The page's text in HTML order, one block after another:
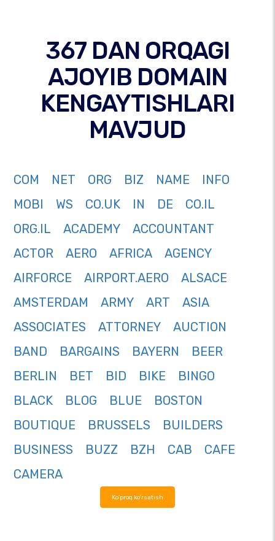
367 DAN ORQAGI
AJOYIB DOMAIN
KENGAYTISHLARI
MAVJUD
COM NET ORG BIZ NAME
INFO
MOBI
WS CO.UK IN DE
CO.IL
ORG.IL
ACADEMY
ACCOUNTANT
ACTOR
AERO AFRICA
AGENCY
AIRFORCE
AIRPORT.AERO
ALSACE
AMSTERDAM
ARMY ART
ASIA
ASSOCIATES
ATTORNEY
AUCTION
BAND
BARGAINS BAYERN
BEER
BERLIN
BET BID BIKE
BINGO
BLACK
BLOG BLUE
BOSTON
BOUTIQUE
BRUSSELS
BUILDERS
BUSINESS
BUZZ BZH CAB
CAFE
CAMERA
Ko'proq ko'rsatish